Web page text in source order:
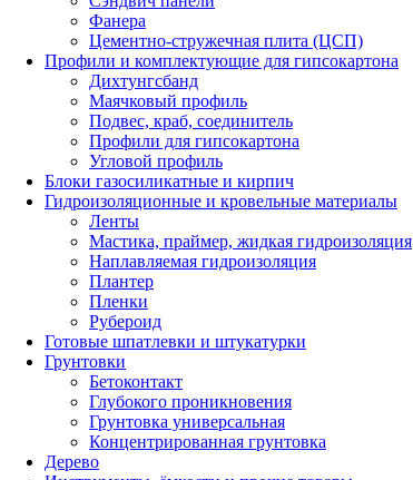
Фанера
Цементно-стружечная плита (ЦСП)
Профили и комплектующие для гипсокартона
Дихтунгсбанд
Маячковый профиль
Подвес, краб, соединитель
Профили для гипсокартона
Угловой профиль
Блоки газосиликатные и кирпич
Гидроизоляционные и кровельные материалы
Ленты
Мастика, праймер, жидкая гидроизоляция
Наплавляемая гидроизоляция
Плантер
Пленки
Рубероид
Готовые шпатлевки и штукатурки
Грунтовки
Бетоконтакт
Глубокого проникновения
Грунтовка универсальная
Концентрированная грунтовка
Дерево